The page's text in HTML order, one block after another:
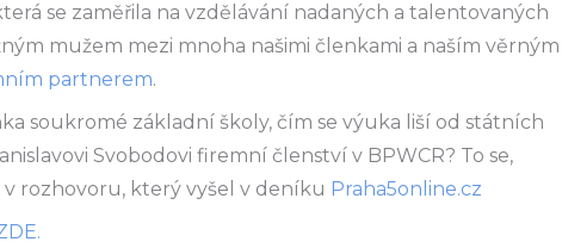
se zaměřila na vzdělávání nadaných a talentovaných
mužem mezi mnoha našimi členkami a naším věrným
partnerem.
soukromé základní školy, čím se výuka liší od státních
Svobodovi firemní členství v BPWCR? To se,
v rozhovoru, který vyšel v deníku Praha5online.cz